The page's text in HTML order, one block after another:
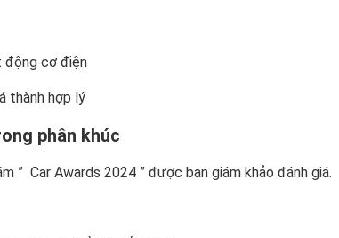
động cơ điện
thành hợp lý
phân khúc
” Car Awards 2024 ” được ban giám khảo đánh giá.